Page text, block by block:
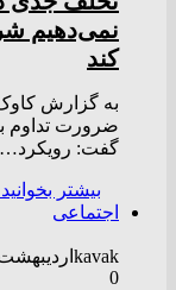
نمی‌دهیم
کند
به گزارش کاوک
ضرورت تداوم
گفت: رویکرد…
بیشتر
اجتماعی
kavak اردیبهشت 3,
0